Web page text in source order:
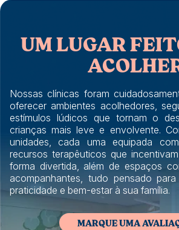
UM LUGAR
Nossas clínicas foram
oferecer ambientes acolhedores,
estímulos lúdicos que tornam o
crianças mais leve e envolvente.
unidades, cada uma equipada
recursos terapêuticos que
forma divertida, além de espaços
acompanhantes, tudo pensado
praticidade e bem-estar à sua família.
MARQUE UMA